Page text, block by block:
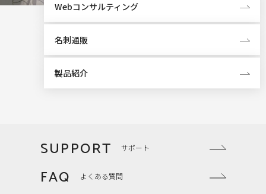
Webコンサルティング
名刺通販
製品紹介
SUPPORT サポート
FAQ よくある質問